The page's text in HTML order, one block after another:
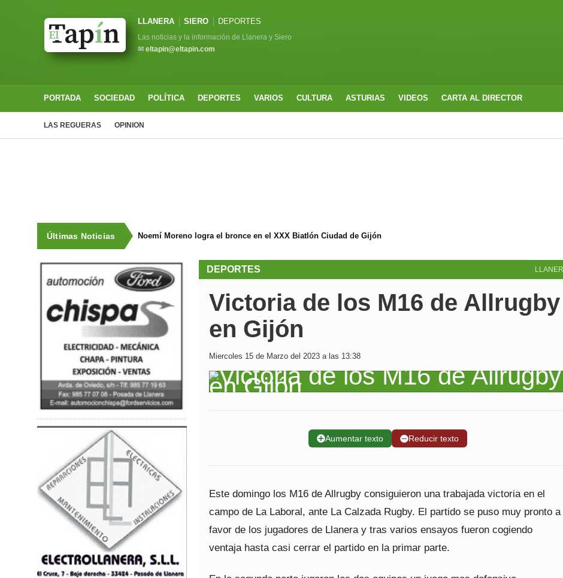
LLANERA SIERO DEPORTES
Las noticias y la información de Llanera y Siero
✉ eltapin@eltapin.com
PORTADA SOCIEDAD POLÍTICA DEPORTES VARIOS CULTURA ASTURIAS VIDEOS CARTA AL DIRECTOR
LAS REGUERAS OPINION
Últimas Noticias Noemí Moreno logra el bronce en el XXX Biatlón Ciudad de Gijón
DEPORTES
Victoria de los M16 de Allrugby
en Gijón
Miercoles 15 de Marzo del 2023 a las 13:38
➕Aumentar texto ➖Reducir texto
Este domingo los M16 de Allrugby consiguieron una trabajada victoria en el
campo de La Laboral, ante La Calzada Rugby. El partido se puso muy pronto a
favor de los jugadores de Llanera y tras varios ensayos fueron cogiendo
ventaja hasta casi cerrar el partido en la primar parte.